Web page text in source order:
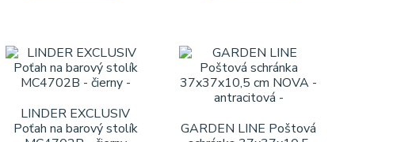
LINDER EXCLUSIV
Poťah na barový stolík
GARDEN LINE Poštová